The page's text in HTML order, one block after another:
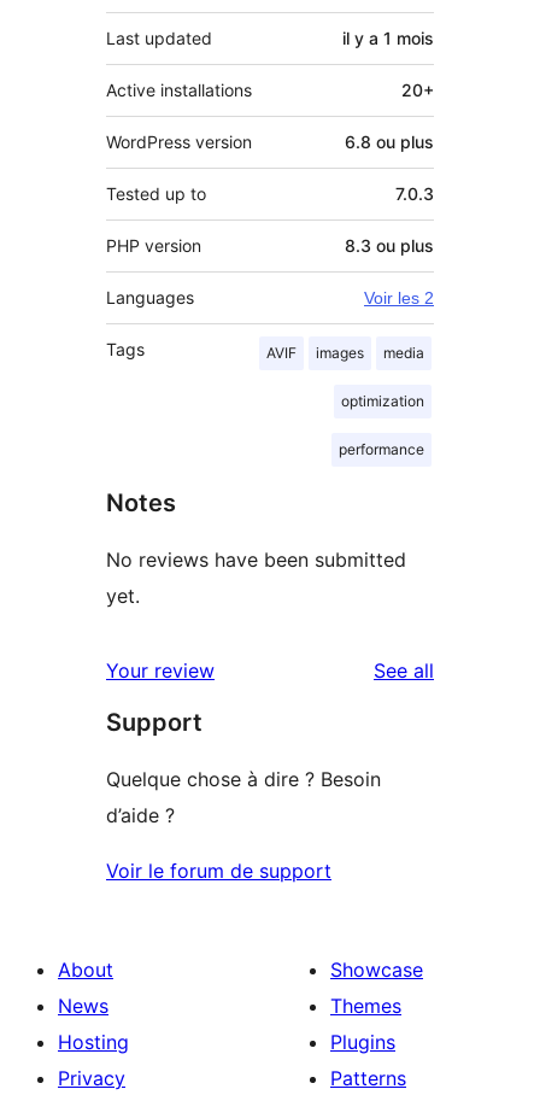
Last updated il y a 1 mois
Active installations 20+
WordPress version 6.8 ou plus
Tested up to 7.0.3
PHP version 8.3 ou plus
Languages Voir les 2
Tags AVIF images media
optimization
performance
Notes
No reviews have been submitted
yet.
Your review See all
Support
Quelque chose à dire ? Besoin
d’aide ?
Voir le forum de support
About
News
Hosting
Privacy
Showcase
Themes
Plugins
Patterns